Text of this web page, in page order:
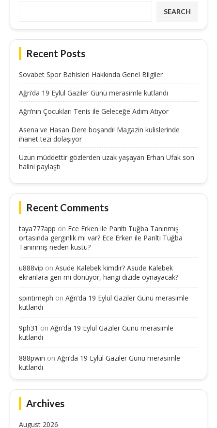
SEARCH
Recent Posts
Sovabet Spor Bahisleri Hakkında Genel Bilgiler
Ağrı’da 19 Eylül Gaziler Günü merasimle kutlandı
Ağrı’nın Çocukları Tenis ile Geleceğe Adım Atıyor
Asena ve Hasan Dere boşandı! Magazin kulislerinde
ihanet tezi dolaşıyor
Uzun müddettir gözlerden uzak yaşayan Erhan Ufak son
halini paylaştı
Recent Comments
taya777app on Ece Erken ile Parıltı Tuğba Tanınmış
ortasında gerginlik mi var? Ece Erken ile Parıltı Tuğba
Tanınmış neden küstü?
u888vip on Asude Kalebek kimdir? Asude Kalebek
ekranlara geri mi dönüyor, hangi dizide oynayacak?
spintimeph on Ağrı’da 19 Eylül Gaziler Günü merasimle
kutlandı
9ph31 on Ağrı’da 19 Eylül Gaziler Günü merasimle
kutlandı
888pwin on Ağrı’da 19 Eylül Gaziler Günü merasimle
kutlandı
Archives
August 2026